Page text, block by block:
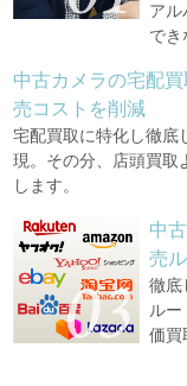
アル
でき
中古カメラの宅配
売コストを削減
宅配買取に特化し徹底
現。その分、店頭買取
します。
中
売
徹底
ルー
価買